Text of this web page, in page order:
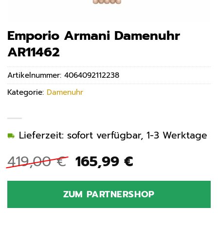
Emporio Armani Damenuhr
AR11462
419,00€ Ursprünglicher
Preis
war:
419,00 €
165,99 €Aktueller
ist:
165,99 €.
Lieferzeit: sofort verfügbar, 1-3 Werktage
ZUM PARTNERSHOP
Artikelnummer: 4064092112238
Kategorie: Damenuhr